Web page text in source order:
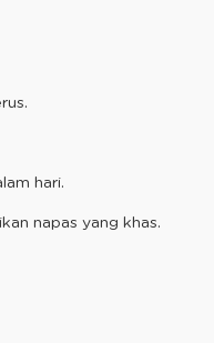
hari.
napas yang khas.